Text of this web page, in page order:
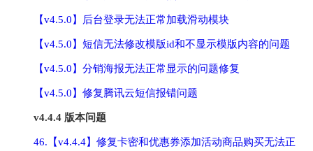
【v4.5.0】后台登录无法正常加载滑动模块
【v4.5.0】短信无法修改模版id和不显示模版内容的问题
【v4.5.0】分销海报无法正常显示的问题修复
【v4.5.0】修复腾讯云短信报错问题
v4.4.4 版本问题
46.【v4.4.4】修复卡密和优惠券添加活动商品购买无法正